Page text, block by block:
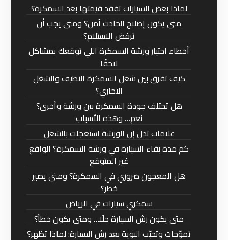
لماذا بعض السيارات تفقد قيمتها بعد السمكرة؟
متى يكون إصلاح الحادث آمن؟ ومتى يجب أن
ترفض الاستلام؟
أخطاء اختيار ورشة السمكرة اللي توقعك بمشاكل
لاحقًا
كيف تفرق بين شغل السمكرة النظيف والشغل
التجاري؟
هل تختلف جودة السمكرة بين ورشة وأخرى؟
نعم… وهذه الأسباب
علامات تدل إن الورشة استعجلت بالشغل
كم مدة بقاء السيارة في ورشة السمكرة؟ الواقع
غير المتوقع
هل المعجون ضروري في السمكرة؟ ومتى يصير
خطر؟
سمكري سيارات في الرياض
متى يكون رش السيارة حلًا… ومتى يكون خطأ؟
تموّجات وتحبّب البوية بعد رش السيارة: لماذا تظهر؟